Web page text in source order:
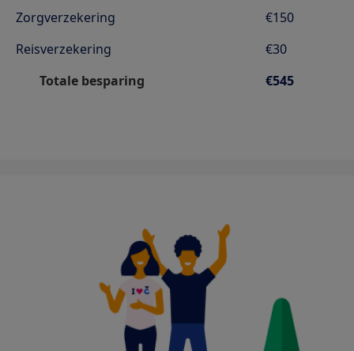
Zorgverzekering
€150
Reisverzekering
€30
Totale besparing
€545